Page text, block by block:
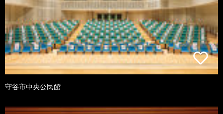
守谷市中央公民館